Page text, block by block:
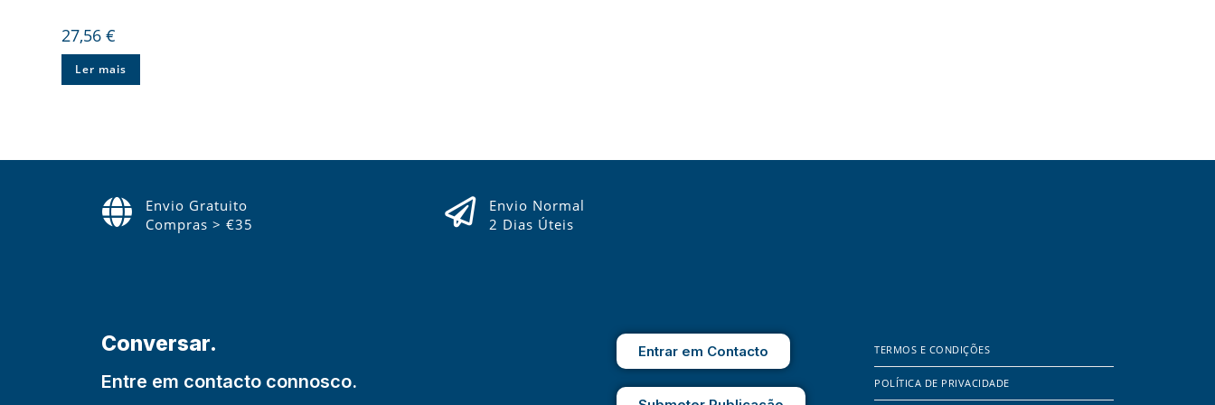
27,56€
Ler mais
Envio Gratuito
Compras > €35
Envio Normal
2 Dias Úteis
Conversar.
Entre em contacto connosco.
Entrar em Contacto TERMOS E CONDIÇÕES
POLÍTICA DE PRIVACIDADE